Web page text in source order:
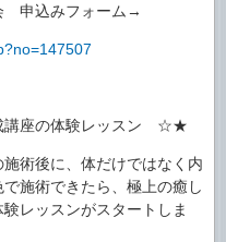
申込みフォーム→
座の体験レッスン ☆★
術後に、体だけではなく内
施術できたら、極上の癒し
レッスンがスタートしま